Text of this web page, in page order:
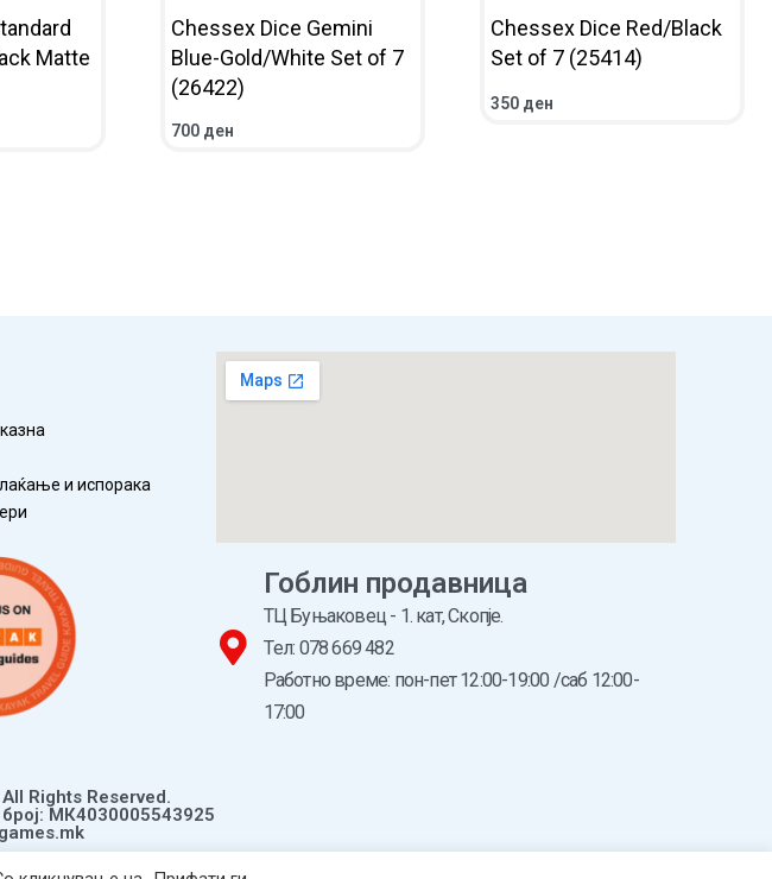
Matte
Chessex Dice Gemini
Blue-Gold/White Set of 7
(26422)
700 ден
Chessex Dice Red/Black
Set of 7 (25414)
350 ден
и испорака
Гоблин продавница
ТЦ Буњаковец - 1. кат, Скопје.
Tел: 078 669 482
Работно време: пон-пет 12:00-19:00 /саб 12:00-
17:00
Rights Reserved.
МК4030005543925